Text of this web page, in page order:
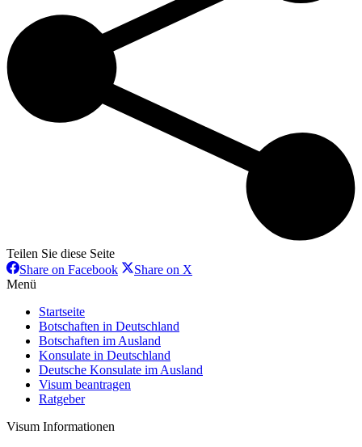
Teilen Sie diese Seite
Share on FacebookShareShare on X
Menü
Startseite
Botschaften in Deutschland
Botschaften im Ausland
Konsulate in Deutschland
Deutsche Konsulate im Ausland
Visum beantragen
Ratgeber
Visum Informationen